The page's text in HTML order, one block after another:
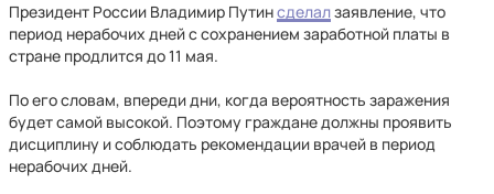
Президент России Владимир Путинсделалзаявление, что
период нерабочих дней с сохранением заработной платы в
стране продлится до 11 мая.
По его словам, впереди дни, когда вероятность заражения
будет самой высокой. Поэтому граждане должны проявить
дисциплину и соблюдать рекомендации врачей в период
нерабочих дней.